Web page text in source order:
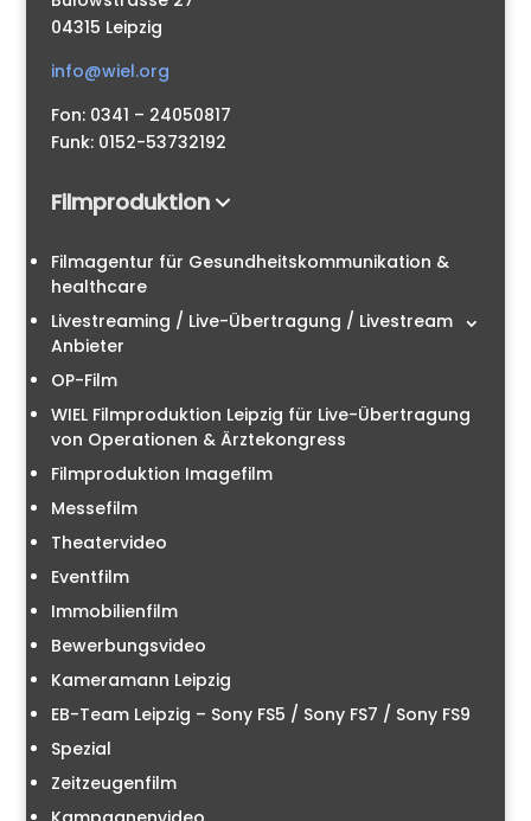
04315 Leipzig
info@wiel.org
Fon: 0341 – 24050817
Funk: 0152-53732192
Filmproduktion
Filmagentur für Gesundheitskommunikation &
healthcare
Livestreaming / Live-Übertragung / Livestream
Anbieter
OP-Film
WIEL Filmproduktion Leipzig für Live-Übertragung
von Operationen & Ärztekongress
Filmproduktion Imagefilm
Messefilm
Theatervideo
Eventfilm
Immobilienfilm
Bewerbungsvideo
Kameramann Leipzig
EB-Team Leipzig – Sony FS5 / Sony FS7 / Sony FS9
Spezial
Zeitzeugenfilm